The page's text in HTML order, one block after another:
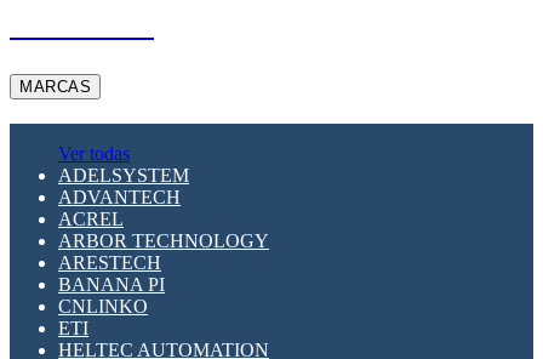
MARCAS
Ver todas
ADELSYSTEM
ADVANTECH
ACREL
ARBOR TECHNOLOGY
ARESTECH
BANANA PI
CNLINKO
ETI
HELTEC AUTOMATION